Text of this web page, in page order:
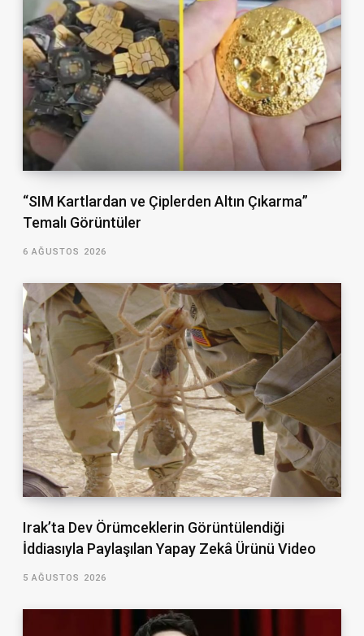
“SIM Kartlardan ve Çiplerden Altın Çıkarma”
Temalı Görüntüler
6 AĞUSTOS 2026
Irak’ta Dev Örümceklerin Görüntülendiği
İddiasıyla Paylaşılan Yapay Zekâ Ürünü Video
5 AĞUSTOS 2026